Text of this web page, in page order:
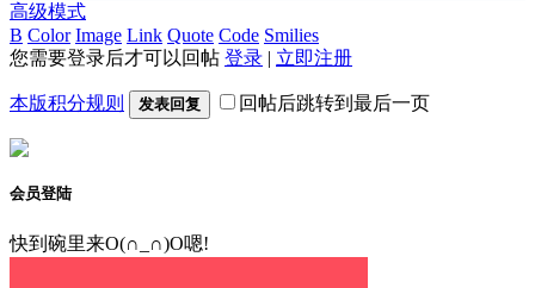
高级模式
B Color Image Link Quote Code Smilies
您需要登录后才可以回帖 登录 | 立即注册
本版积分规则 发表回复 回帖后跳转到最后一页
会员登陆
快到碗里来O(∩_∩)O嗯!